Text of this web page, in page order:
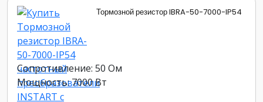
Тормозной резистор IBRA-50-7000-IP54
Сопротивление: 50 Ом
Мощность: 7000 Вт